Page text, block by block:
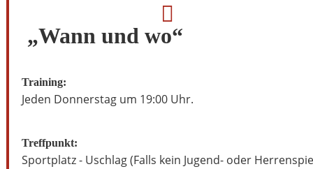

„Wann und wo“
Training:
Jeden Donnerstag um 19:00 Uhr.
Treffpunkt:
Sportplatz - Uschlag (Falls kein Jugend- oder